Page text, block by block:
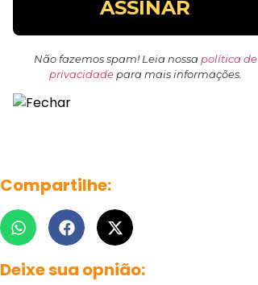
Não fazemos spam! Leia nossa política de
privacidadepara mais informações.
Compartilhe:
Deixe sua opnião: